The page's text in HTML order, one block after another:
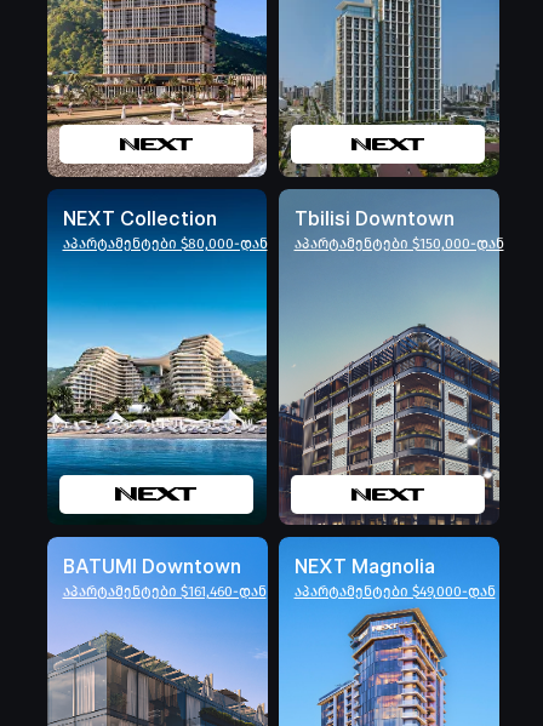
Tbilisi Downtown
აპარტამენტები $150,000-დან
BATUMI Downtown
აპარტამენტები $161,460-დან
NEXT Magnolia
აპარტამენტები $49,000-დან
NEXT Collection
აპარტამენტები $80,000-დან